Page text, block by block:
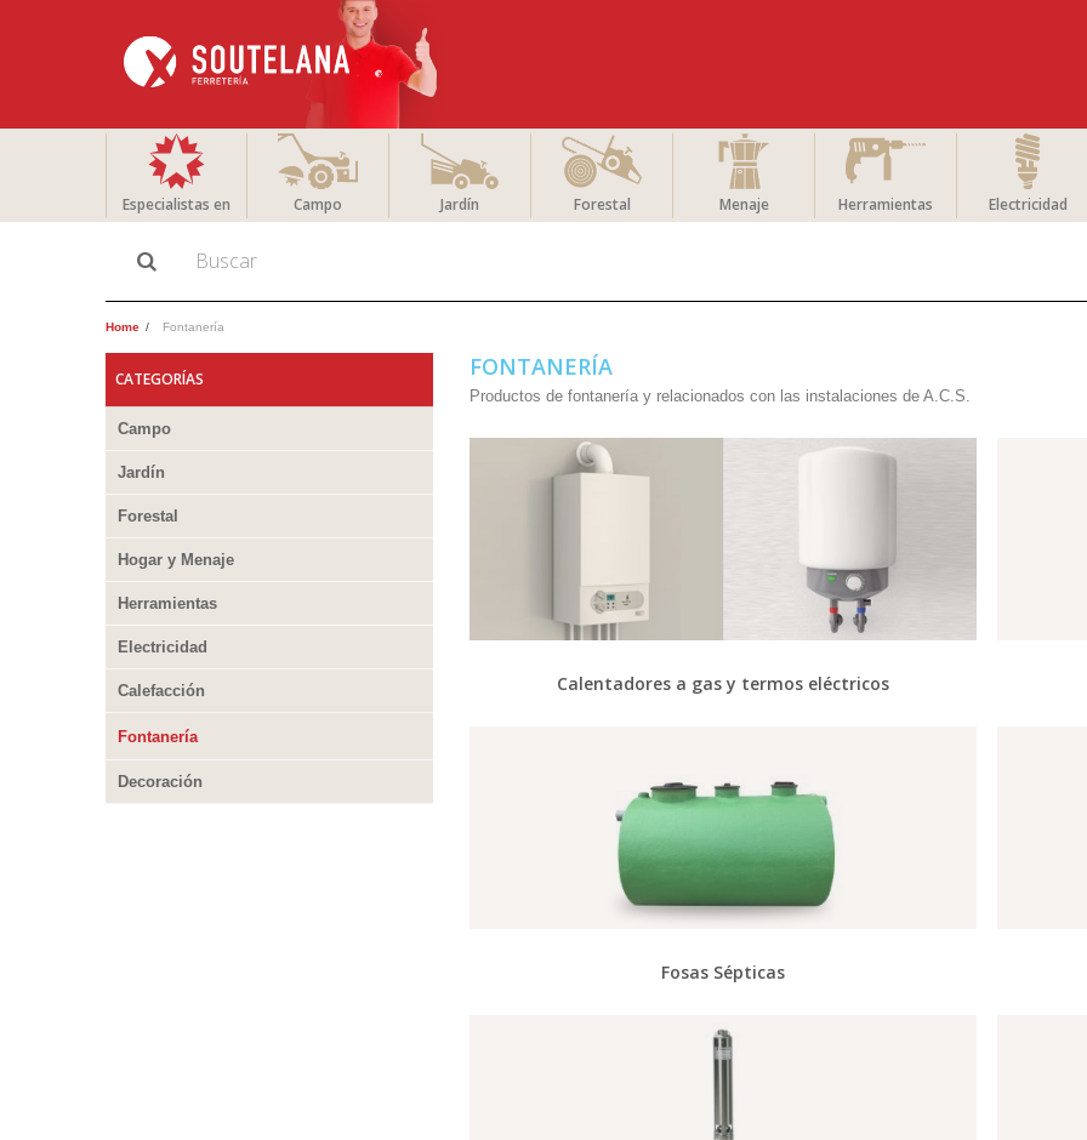
Especialistas en Campo Jardín Forestal Menaje Herramientas Electricidad
Home Fontanería
CATEGORÍAS
Campo
Jardín
Forestal
Hogar y Menaje
Herramientas
Electricidad
Calefacción
Fontanería
Decoración
FONTANERÍA
Productos de fontanería y relacionados con las instalaciones de A.C.S.
Calentadores a gas y termos eléctricos
Fosas Sépticas